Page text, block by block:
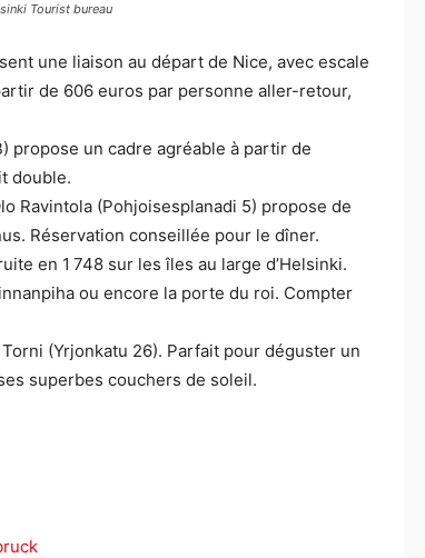
Tourist bureau
une liaison au départ de Nice, avec escale
de 606 euros par personne aller-retour,
propose un cadre agréable à partir de
double.
Ravintola (Pohjoisesplanadi 5) propose de
Réservation conseillée pour le dîner.
en 1 748 sur les îles au large d’Helsinki.
ou encore la porte du roi. Compter
Torni (Yrjonkatu 26). Parfait pour déguster un
superbes couchers de soleil.